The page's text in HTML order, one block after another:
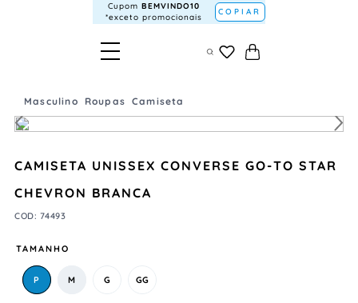
Cupom BEMVINDO10
*exceto promocionais
COPIAR
Masculino Roupas Camiseta
CAMISETA UNISSEX CONVERSE GO-TO STAR
CHEVRON BRANCA
COD: 74493
TAMANHO
P M G GG